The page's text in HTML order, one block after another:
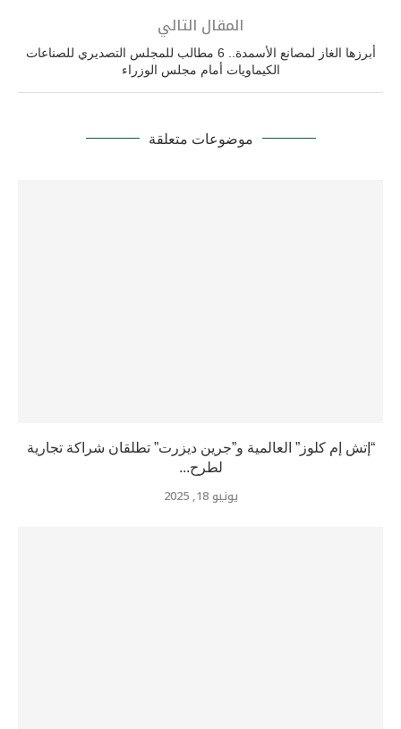
المقال التالي
أبرزها الغاز لمصانع الأسمدة.. 6 مطالب للمجلس التصديري للصناعات
الكيماويات أمام مجلس الوزراء
موضوعات متعلقة
“إتش إم كلوز” العالمية و”جرين ديزرت” تطلقان شراكة تجارية
لطرح...
يونيو 18, 2025